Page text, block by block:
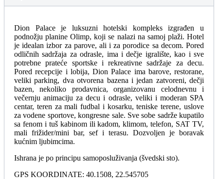
Dion Palace je luksuzni hotelski kompleks izgrađen u
podnožju planine Olimp, koji se nalazi na samoj plaži. Hotel
je idealan izbor za parove, ali i za porodice sa decom. Pored
odličnih sadržaja za odrasle, ima i dečje igralište, kao i sve
potrebne prateće sportske i rekreativne sadržaje za decu.
Pored recepcije i lobija, Dion Palace ima barove, restorane,
veliki parking, dva otvorena bazena i jedan zatvoreni, dečji
bazen, nekoliko prodavnica, organizovanu celodnevnu i
večernju animaciju za decu i odrasle, veliki i moderan SPA
centar, teren za mali fudbal i kosarku, teniske terene, uslove
za vodene sportove, kongresne sale. Sve sobe sadrže kupatilo
sa fenom i tuš kabinom ili kadom, klimom, telefon, SAT TV,
mali frižider/mini bar, sef i terasu. Dozvoljen je boravak
kućnim ljubimcima.
Ishrana je po principu samoposluživanja (švedski sto).
GPS KOORDINATE: 40.1508, 22.545705